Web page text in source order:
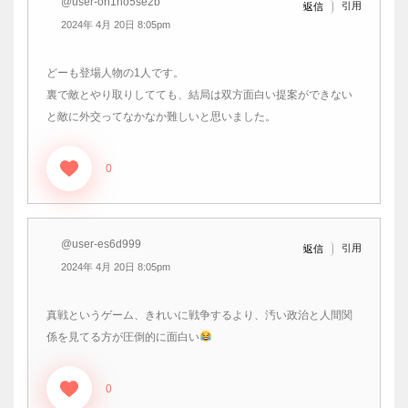
2024年 4月 20日 8:05pm
返信 引用
どーも登場人物の1人です。
裏で敵とやり取りしてても、結局は双方面白い提案ができない
と敵に外交ってなかなか難しいと思いました。
0
@user-es6d999
2024年 4月 20日 8:05pm
返信 引用
真戦というゲーム、きれいに戦争するより、汚い政治と人間関
係を見てる方が圧倒的に面白い
0